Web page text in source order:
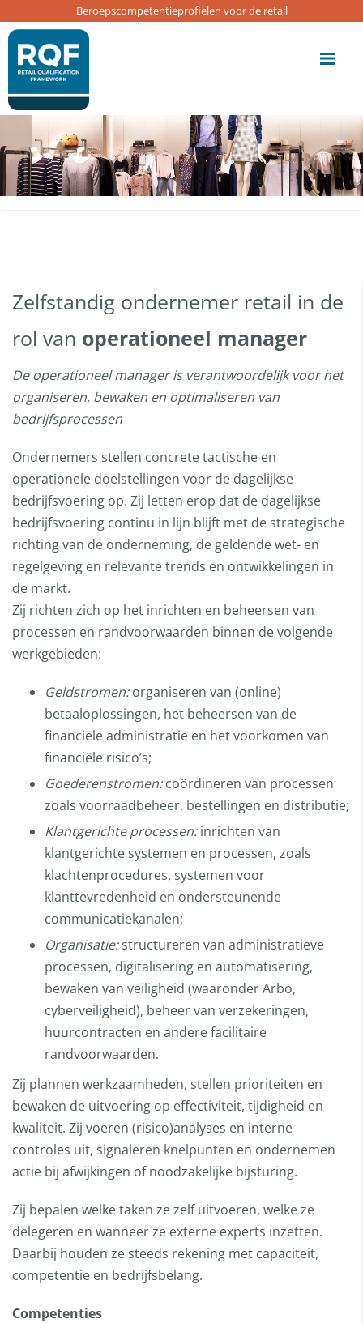
Update cookies preferences
Beroepscompetentieprofielen voor de retail
Zelfstandig ondernemer retail in de
rol van operationeel manager
De operationeel manager is verantwoordelijk voor het
organiseren, bewaken en optimaliseren van
bedrijfsprocessen
Ondernemers stellen concrete tactische en
operationele doelstellingen voor de dagelijkse
bedrijfsvoering op. Zij letten erop dat de dagelijkse
bedrijfsvoering continu in lijn blijft met de strategische
richting van de onderneming, de geldende wet- en
regelgeving en relevante trends en ontwikkelingen in
de markt.
Zij richten zich op het inrichten en beheersen van
processen en randvoorwaarden binnen de volgende
werkgebieden:
Geldstromen:organiseren van (online)
betaaloplossingen, het beheersen van de
financiële administratie en het voorkomen van
financiële risico’s;
Goederenstromen:coördineren van processen
zoals voorraadbeheer, bestellingen en distributie;
Klantgerichte processen:inrichten van
klantgerichte systemen en processen, zoals
klachtenprocedures, systemen voor
klanttevredenheid en ondersteunende
communicatiekanalen;
Organisatie:structureren van administratieve
processen, digitalisering en automatisering,
bewaken van veiligheid (waaronder Arbo,
cyberveiligheid), beheer van verzekeringen,
huurcontracten en andere facilitaire
randvoorwaarden.
Zij plannen werkzaamheden, stellen prioriteiten en
bewaken de uitvoering op effectiviteit, tijdigheid en
kwaliteit. Zij voeren (risico)analyses en interne
controles uit, signaleren knelpunten en ondernemen
actie bij afwijkingen of noodzakelijke bijsturing.
Zij bepalen welke taken ze zelf uitvoeren, welke ze
delegeren en wanneer ze externe experts inzetten.
Daarbij houden ze steeds rekening met capaciteit,
competentie en bedrijfsbelang.
Competenties